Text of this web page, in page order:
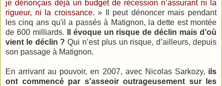
je dénonçais déjà un budget de récession n’assurant ni la
rigueur, ni la croissance. » Il peut dénoncer mais pendant
les cinq ans qu'il a passés à Matignon, la dette est montée
de 600 milliards.
Il évoque un risque de déclin mais d’où
vient le déclin ? Qui n’est plus un risque, d’ailleurs, depuis
son passage à Matignon.
En arrivant au pouvoir, en 2007, avec Nicolas Sarkozy, ils
ont commencé par s'asseoir outrageusement sur les